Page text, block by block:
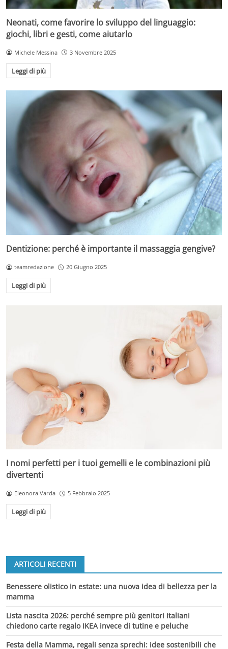
Neonati, come favorire lo sviluppo del linguaggio:
giochi, libri e gesti, come aiutarlo
Michele Messina 3 Novembre 2025
Leggi di più
Dentizione: perché è importante il massaggia gengive?
teamredazione 20 Giugno 2025
Leggi di più
I nomi perfetti per i tuoi gemelli e le combinazioni più
divertenti
Eleonora Varda 5 Febbraio 2025
Leggi di più
ARTICOLI RECENTI
Benessere olistico in estate: una nuova idea di bellezza per la
mamma
Lista nascita 2026: perché sempre più genitori italiani
chiedono carte regalo IKEA invece di tutine e peluche
Festa della Mamma, regali senza sprechi: idee sostenibili che